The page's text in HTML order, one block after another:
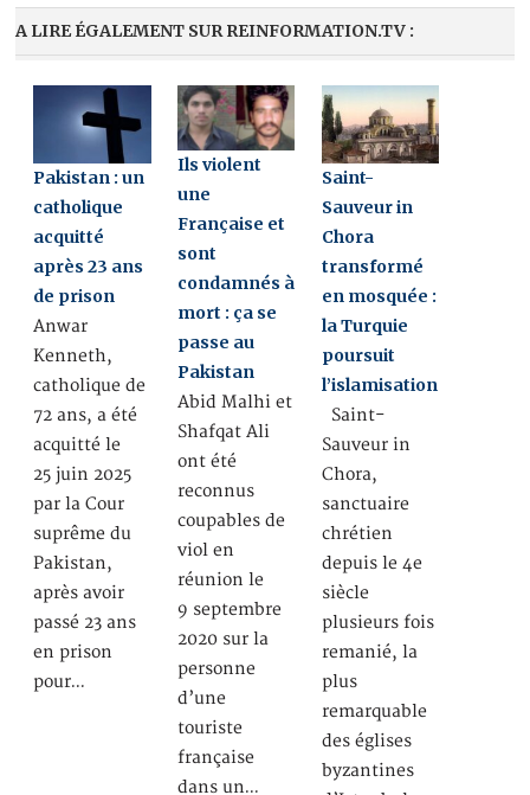
A LIRE ÉGALEMENT SUR REINFORMATION.TV :
Pakistan : un
catholique
acquitté
après 23 ans
de prison
Anwar
Kenneth,
catholique de
72 ans, a été
acquitté le
25 juin 2025
par la Cour
suprême du
Pakistan,
après avoir
passé 23 ans
en prison
pour…
Ils violent
une
Française et
sont
condamnés à
mort : ça se
passe au
Pakistan
Abid Malhi et
Shafqat Ali
ont été
reconnus
coupables de
viol en
réunion le
9 septembre
2020 sur la
personne
d’une
touriste
française
dans un…
Saint-
Sauveur in
Chora
transformé
en mosquée :
la Turquie
poursuit
l’islamisation
Saint-
Sauveur in
Chora,
sanctuaire
chrétien
depuis le 4e
siècle
plusieurs fois
remanié, la
plus
remarquable
des églises
byzantines